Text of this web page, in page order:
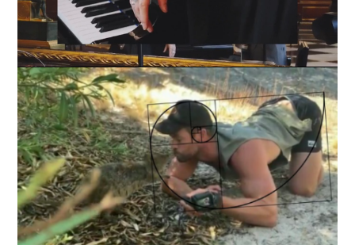
Unmute Loaded
59.22%